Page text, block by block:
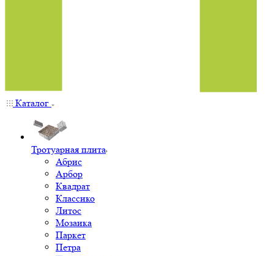
Каталог
Тротуарная плита
Абрис
Арбор
Квадрат
Классико
Литос
Мозаика
Паркет
Петра